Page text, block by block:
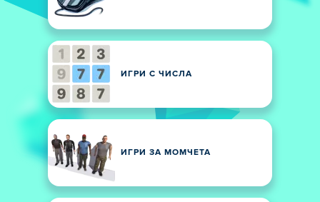
ИГРИ С ЧИСЛА
ИГРИ ЗА МОМЧЕТА